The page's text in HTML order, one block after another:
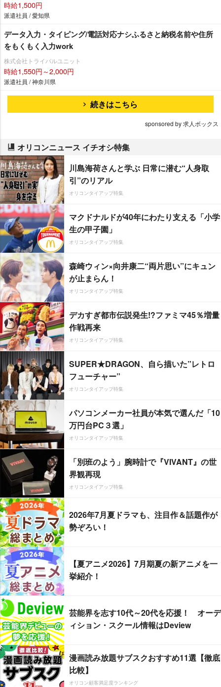
時給1,500円
派遣社員 / 愛知県
データ入力・タイピング/電話対応ナシふるさと納税名前や住所
をもくもく入力work
株式会社トライバルユニット
時給1,550円～2,000円
派遣社員 / 神奈川県
続きはこちら
sponsored by 求人ボックス
オリコンニュース イチオシ特集
川島海荷さんと学ぶ 日常に潜む“人身取
引”のリアル
オリコンタイアップ特集
マクドナルドが40年にわたり支える「小学
生の甲子園」
オリコンタイアップ特集
森崎ウィン×向井康二“両片思い”にキュン
が止まらん！
オリコンタイアップ特集
デカすぎ都市伝説発生!?ファミマ45％増量
作戦再来
オリコンタイアップ特集
SUPER★DRAGON、自ら描いた”レトロ
フューチャー”
オリコンタイアップ特集
パソコンメーカー社員が本気で選んだ「10
万円台PC３選」
オリコンタイアップ特集
「別班のよう」腕時計で『VIVANT』の世
界観再現
オリコンタイアップ特集
2026年7月夏ドラマも、注目作＆話題作が
勢ぞろい！
【夏アニメ2026】7月期夏の新アニメを一
挙紹介！
芸能界を志す10代～20代を応援！ オーデ
ィション・スクール情報はDeview
漫画読み放題サブスクおすすめ11選【徹底
比較】
オリコン顧客満足度ランキング